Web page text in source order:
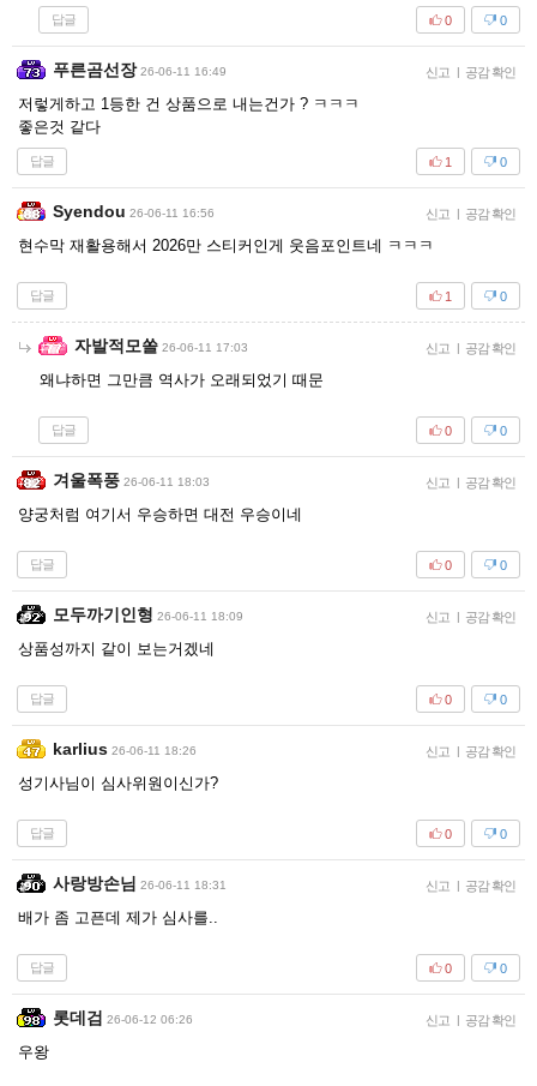
답글 0
0
푸른곰선장 26-06-11 16:49 신고 공감 확인
저렇게하고 1등한 건 상품으로 내는건가 ? ㅋㅋㅋ
좋은것 같다
답글 0
1
Syendou 26-06-11 16:56 신고 공감 확인
현수막 재활용해서 2026만 스티커인게 웃음포인트네 ㅋㅋㅋ
답글 0
1
자발적모쏠 26-06-11 17:03 신고 공감 확인
왜냐하면 그만큼 역사가 오래되었기 때문
답글 0
0
겨울폭풍 26-06-11 18:03 신고 공감 확인
양궁처럼 여기서 우승하면 대전 우승이네
답글 0
0
모두까기인형 26-06-11 18:09 신고 공감 확인
상품성까지 같이 보는거겠네
답글 0
0
karlius 26-06-11 18:26 신고 공감 확인
성기사님이 심사위원이신가?
답글 0
0
사랑방손님 26-06-11 18:31 신고 공감 확인
배가 좀 고픈데 제가 심사를..
답글 0
0
롯데검 26-06-12 06:26 신고 공감 확인
우왕